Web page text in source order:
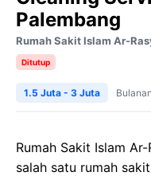
Palembang
Rumah Sakit Islam Ar-
Ditutup
1.5 Juta - 3 Juta Bulanan
Rumah Sakit Islam
salah satu rumah